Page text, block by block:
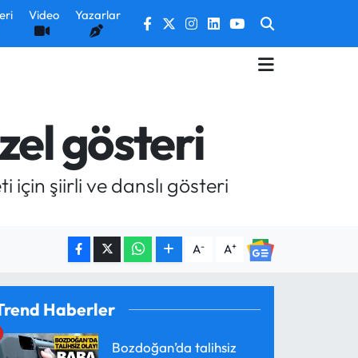
Video Yazarlar
gösteri
için şiirli ve danslı gösteri
A- A+
Haberler
Bozdoğan’da talihsiz